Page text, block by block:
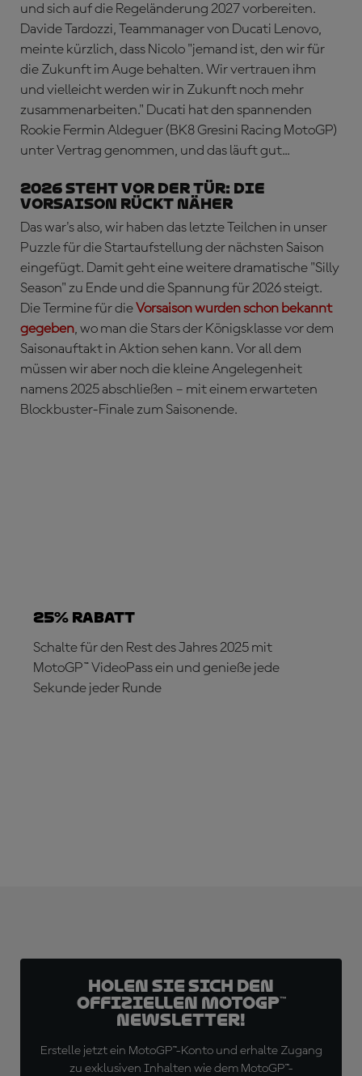
und sich auf die Regeländerung 2027 vorbereiten.
Davide Tardozzi, Teammanager von Ducati Lenovo,
meinte kürzlich, dass Nicolo "jemand ist, den wir für
die Zukunft im Auge behalten. Wir vertrauen ihm
und vielleicht werden wir in Zukunft noch mehr
zusammenarbeiten." Ducati hat den spannenden
Rookie Fermin Aldeguer (BK8 Gresini Racing MotoGP)
unter Vertrag genommen, und das läuft gut...
2026 steht vor der Tür: Die
Vorsaison rückt näher
Das war's also, wir haben das letzte Teilchen in unser
Puzzle für die Startaufstellung der nächsten Saison
eingefügt. Damit geht eine weitere dramatische "Silly
Season" zu Ende und die Spannung für 2026 steigt.
Die Termine für dieVorsaison wurden schon bekannt
gegeben, wo man die Stars der Königsklasse vor dem
Saisonauftakt in Aktion sehen kann. Vor all dem
müssen wir aber noch die kleine Angelegenheit
namens 2025 abschließen – mit einem erwarteten
Blockbuster-Finale zum Saisonende.
25% RABATT
Schalte für den Rest des Jahres 2025 mit
MotoGP™ VideoPass ein und genieße jede
Sekunde jeder Runde
Holen Sie sich den
offiziellen MotoGP™
Newsletter!
Erstelle jetzt ein MotoGP™-Konto und erhalte Zugang
zu exklusiven Inhalten wie dem MotoGP™-